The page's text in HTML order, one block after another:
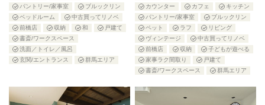
パントリー/家事室
ブルックリン
ベッドルーム
中古買ってリノベ
前橋店
収納 和
戸建て
書斎/ワークスペース
洗面／トイレ／風呂
玄関/エントランス
群馬エリア
カウンター
カフェ
キッチン
パントリー/家事室
ブルックリン
ペット
ラフ
リビング
ヴィンテージ
中古買ってリノベ
前橋店
収納
子どもが遊べる
家事ラク間取り
戸建て
書斎/ワークスペース
群馬エリア